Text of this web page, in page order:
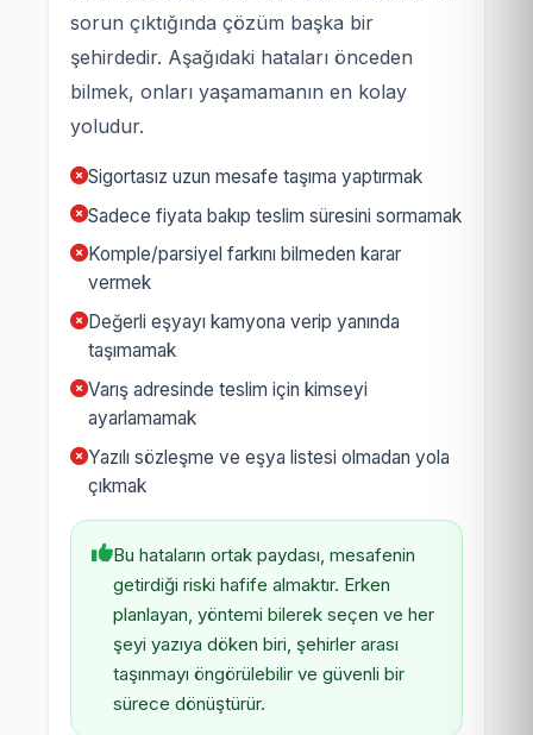
sorun çıktığında çözüm başka bir
şehirdedir. Aşağıdaki hataları önceden
bilmek, onları yaşamamanın en kolay
yoludur.
Sigortasız uzun mesafe taşıma yaptırmak
Sadece fiyata bakıp teslim süresini sormamak
Komple/parsiyel farkını bilmeden karar
vermek
Değerli eşyayı kamyona verip yanında
taşımamak
Varış adresinde teslim için kimseyi
ayarlamamak
Yazılı sözleşme ve eşya listesi olmadan yola
çıkmak
Bu hataların ortak paydası, mesafenin
getirdiği riski hafife almaktır. Erken
planlayan, yöntemi bilerek seçen ve her
şeyi yazıya döken biri, şehirler arası
taşınmayı öngörülebilir ve güvenli bir
sürece dönüştürür.